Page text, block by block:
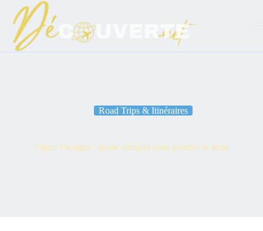
contenu
Road Trips & Itinéraires
Virgin Voyages : guide complet pour prendre le large